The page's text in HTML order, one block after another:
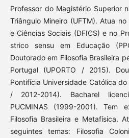
Professor do Magistério Superior
Triângulo Mineiro (UFTM). Atua
e Ciências Sociais (DFICS) e no
strico sensu em Educação
Doutorado em Filosofia Brasileira
Portugal (UPORTO / 2015).
Pontifícia Universidade Católica do
/ 2012-2014). Bacharel
PUCMINAS (1999-2001). Tem
Filosofia Brasileira e Metafísica.
seguintes temas: Filosofia